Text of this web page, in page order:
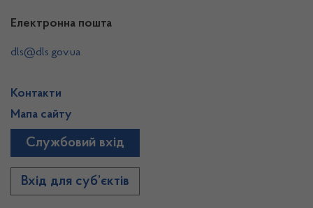
Електронна пошта
dls@dls.gov.ua
Контакти
Мапа сайту
Службовий вхід
Вхід для суб’єктів